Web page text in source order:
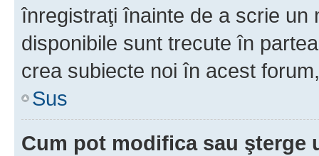
înregistraţi înainte de a scrie un
disponibile sunt trecute în
crea subiecte noi în acest
Sus
Cum pot modifica sau şterge